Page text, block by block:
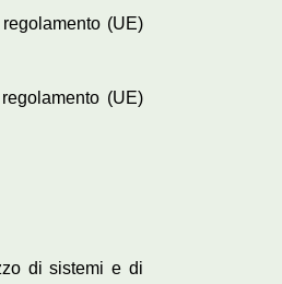
(UE)
(UE)
di sistemi e di